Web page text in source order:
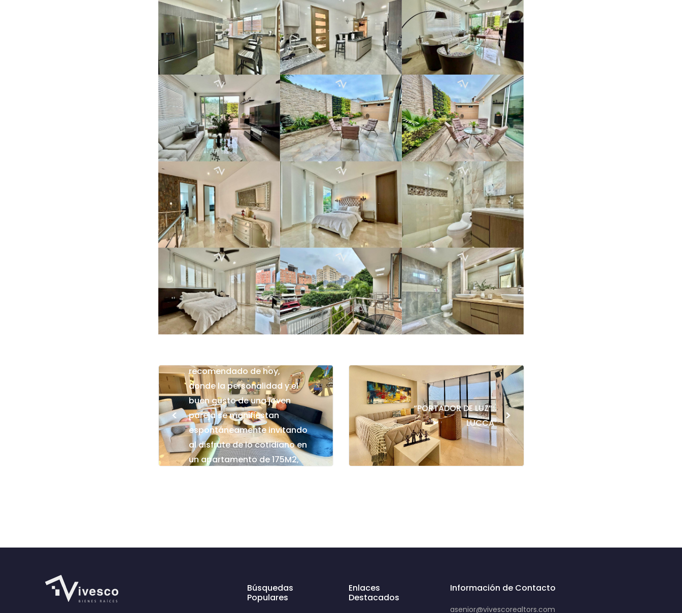
<
recomendado de hoy,
donde la personalidad y el
buen gusto de una joven
pareja se manifiestan
espontáneamente invitando
al disfrute de lo cotidiano en
un apartamento de 175M2,
“PORTADOR DE LUZ”:
LUCCA
>
Búsquedas
Populares
Enlaces
Destacados
Información de Contacto
asenior@vivescorealtors.com